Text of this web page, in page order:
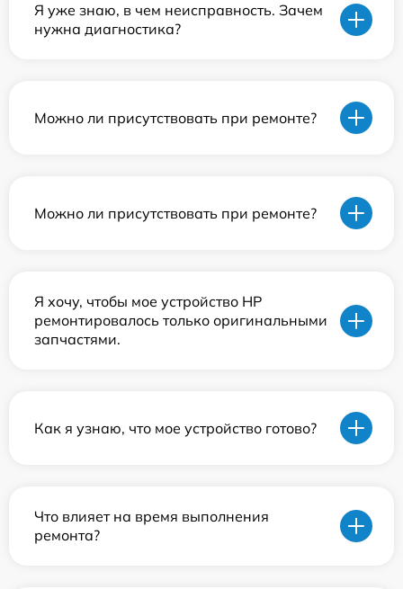
Я уже знаю, в чем неисправность. Зачем
нужна диагностика?
Можно ли присутствовать при ремонте?
Можно ли присутствовать при ремонте?
Я хочу, чтобы мое устройство HP
ремонтировалось только оригинальными
запчастями.
Как я узнаю, что мое устройство готово?
Что влияет на время выполнения
ремонта?